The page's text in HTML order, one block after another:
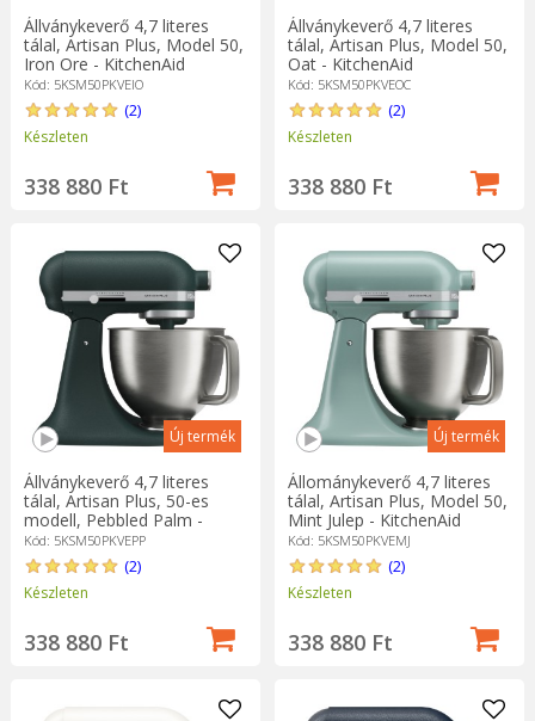
Állványkeverő 4,7 literes
tálal, Artisan Plus, Model 50,
Iron Ore - KitchenAid
Kód: 5KSM50PKVEIO
(2)
Készleten
338 880 Ft
Állványkeverő 4,7 literes
tálal, Artisan Plus, Model 50,
Oat - KitchenAid
Kód: 5KSM50PKVEOC
(2)
Készleten
338 880 Ft
Új termék
Állványkeverő 4,7 literes
tálal, Artisan Plus, 50-es
modell, Pebbled Palm -
KitchenAid
Kód: 5KSM50PKVEPP
(2)
Készleten
338 880 Ft
Új termék
Állománykeverő 4,7 literes
tálal, Artisan Plus, Model 50,
Mint Julep - KitchenAid
Kód: 5KSM50PKVEMJ
(2)
Készleten
338 880 Ft